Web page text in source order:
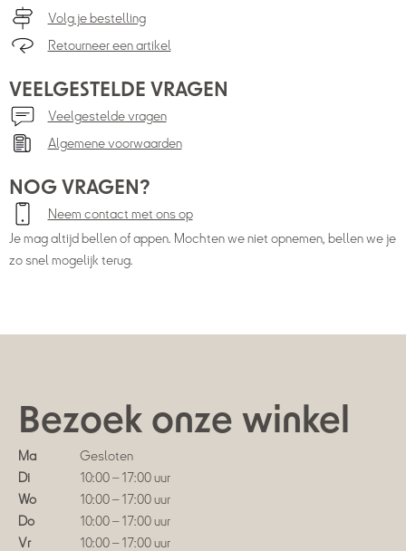
Volg je bestelling
Retourneer een artikel
VEELGESTELDE VRAGEN
Veelgestelde vragen
Algemene voorwaarden
NOG VRAGEN?
Neem contact met ons op
Je mag altijd bellen of appen. Mochten we niet opnemen, bellen we je
zo snel mogelijk terug.
Bezoek onze winkel
Ma
Gesloten
Di
10:00 – 17:00 uur
Wo
10:00 – 17:00 uur
Do
10:00 – 17:00 uur
Vr
10:00 – 17:00 uur